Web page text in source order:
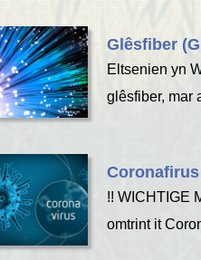
Glêsfiber
Eltsenien yn
glêsfiber, mar
!! WICHTIGE
omtrint it